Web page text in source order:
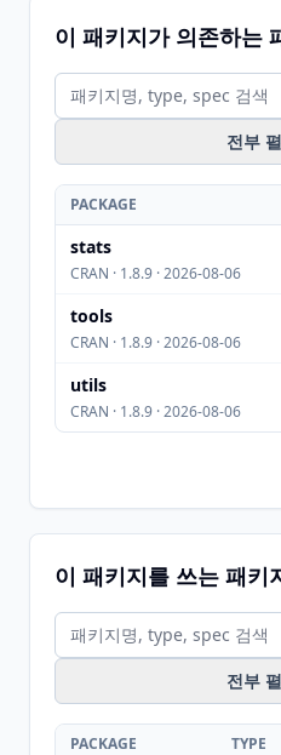
이 패키지가 의존하는
전부
PACKAGE
stats
CRAN · 1.8.9 · 2026-08-06
tools
CRAN · 1.8.9 · 2026-08-06
utils
CRAN · 1.8.9 · 2026-08-06
이 패키지를 쓰는 패키
전부
PACKAGE TYPE